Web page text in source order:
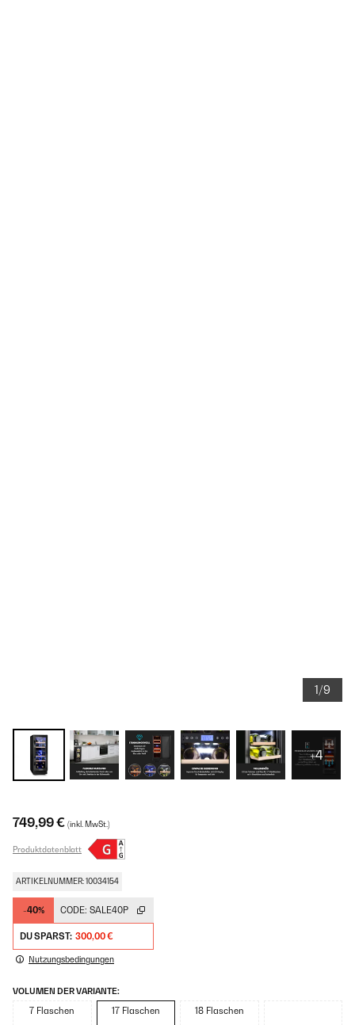
1/9
+4
749,99 € (inkl. MwSt.)
Produktdatenblatt
ARTIKELNUMMER: 10034154
-40% CODE: SALE40P
DU SPARST: 300,00 €
Nutzungsbedingungen
VOLUMEN DER VARIANTE:
7 Flaschen 17 Flaschen 18 Flaschen